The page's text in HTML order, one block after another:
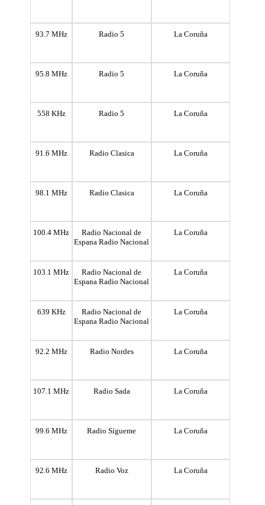
93.7 MHz Radio 5 La Coruña
95.8 MHz Radio 5 La Coruña
558 KHz Radio 5 La Coruña
91.6 MHz Radio Clasica La Coruña
98.1 MHz Radio Clasica La Coruña
100.4 MHz
Radio Nacional de
Espana Radio Nacional
La Coruña
103.1 MHz
Radio Nacional de
Espana Radio Nacional
La Coruña
639 KHz
Radio Nacional de
Espana Radio Nacional
La Coruña
92.2 MHz Radio Nordes La Coruña
107.1 MHz Radio Sada La Coruña
99.6 MHz Radio Sígueme La Coruña
92.6 MHz Radio Voz La Coruña